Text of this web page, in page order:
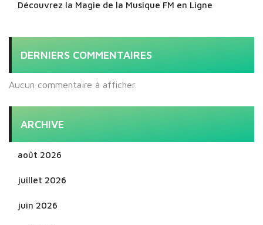
Découvrez la Magie de la Musique FM en Ligne
DERNIERS COMMENTAIRES
Aucun commentaire à afficher.
ARCHIVE
août 2026
juillet 2026
juin 2026